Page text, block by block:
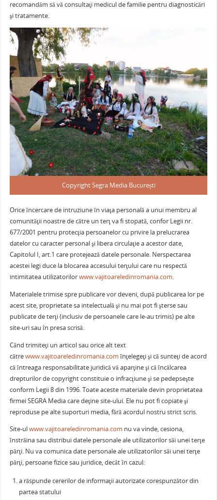
recomandăm să vă consultaţi medicul de familie pentru diagnosticări
şi tratamente.
Copyright Segra Media București
Orice încercare de intruziune în viaţa personală a unui membru al
comunităţii noastre de către un terţ va fi stopată, confor Legii nr.
677/2001 pentru protecţia persoanelor cu privire la prelucrarea
datelor cu caracter personal şi libera circulaţie a acestor date,
Capitolul I, art.1 care protejează datele personale. Nerspectarea
acestei legi duce la blocarea accesului terţului care nu respectă
intimitatea utilizatorilorwww.vajitoareledinromania.com.
Materialele trimise spre publicare vor deveni, după publicarea lor pe
acest site, proprietate sa intelectuală şi nu mai pot fi şterse sau
publicate de terţi (inclusiv de persoanele care le-au trimis) pe alte
site-uri sau în presa scrisă.
Când trimiteţi un articol sau orice alt text
cătrewww.vajitoareledinromania.com înţelegeţi şi că sunteţi de acord
că întreaga responsabilitate juridică vă aparţine şi că încălcarea
drepturilor de copyright constituie o infracţiune şi se pedepseşte
conform Legii 8 din 1996. Toate aceste materiale devin proprietatea
firmei SEGRA Media care deţine site-ului. Ele nu pot fi copiate şi
reproduse pe alte suporturi media, fără acordul nostru strict scris.
Site-ulwww.vajitoareledinromania.com nu va vinde, cesiona,
înstrăina sau distribui datele personale ale utilizatorilor săi unei terţe
părţi. Nu va comunica date personale ale utilizatorilor săi unei terţe
părţi, persoane fizice sau juridice, decât în cazul:
a răspunde cererilor de informaţii autorizate corespunzător din
partea statului